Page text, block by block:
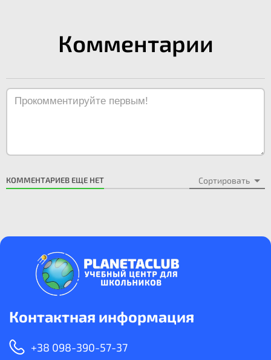
Комментарии
КОММЕНТАРИЕВ ЕЩЕ НЕТ Сортировать
Контактная информация
+38 098-390-57-37